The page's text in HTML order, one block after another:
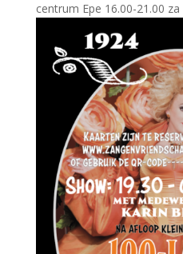
centrum Epe 16.00-